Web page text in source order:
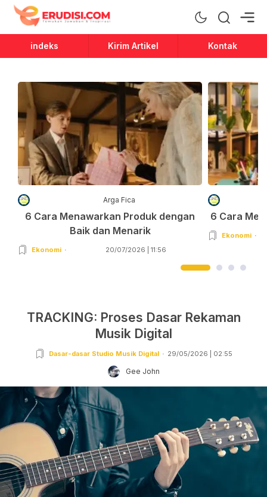
Erudisi
Temukan Jawaban dan Inspirasi
indeks Kirim Artikel Kontak
Arga Fica
6 Cara Menawarkan Produk dengan
Baik dan Menarik
Ekonomi 20/07/2026 | 11:56
6 Cara
Ekonomi
TRACKING: Proses Dasar Rekaman
Musik Digital
Dasar-dasar Studio Musik Digital 29/05/2026 | 02:55
Gee John